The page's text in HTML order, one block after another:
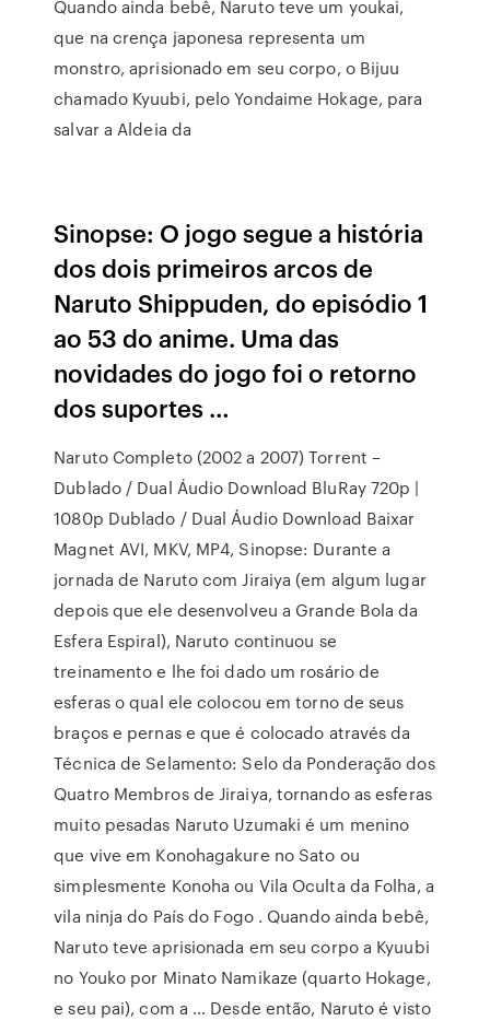
Quando ainda bebê, Naruto teve um youkai,
que na crença japonesa representa um
monstro, aprisionado em seu corpo, o Bijuu
chamado Kyuubi, pelo Yondaime Hokage, para
salvar a Aldeia da
Sinopse: O jogo segue a história
dos dois primeiros arcos de
Naruto Shippuden, do episódio 1
ao 53 do anime. Uma das
novidades do jogo foi o retorno
dos suportes …
Naruto Completo (2002 a 2007) Torrent –
Dublado / Dual Áudio Download BluRay 720p |
1080p Dublado / Dual Áudio Download Baixar
Magnet AVI, MKV, MP4, Sinopse: Durante a
jornada de Naruto com Jiraiya (em algum lugar
depois que ele desenvolveu a Grande Bola da
Esfera Espiral), Naruto continuou se
treinamento e lhe foi dado um rosário de
esferas o qual ele colocou em torno de seus
braços e pernas e que é colocado através da
Técnica de Selamento: Selo da Ponderação dos
Quatro Membros de Jiraiya, tornando as esferas
muito pesadas Naruto Uzumaki é um menino
que vive em Konohagakure no Sato ou
simplesmente Konoha ou Vila Oculta da Folha, a
vila ninja do País do Fogo . Quando ainda bebê,
Naruto teve aprisionada em seu corpo a Kyuubi
no Youko por Minato Namikaze (quarto Hokage,
e seu pai), com a … Desde então, Naruto é visto